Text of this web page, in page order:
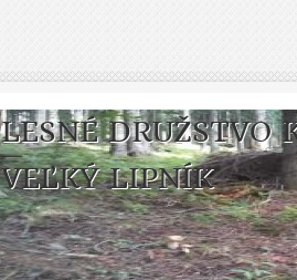
LESNÉ DRUŽSTVO
VEĽKÝ LIPNÍK